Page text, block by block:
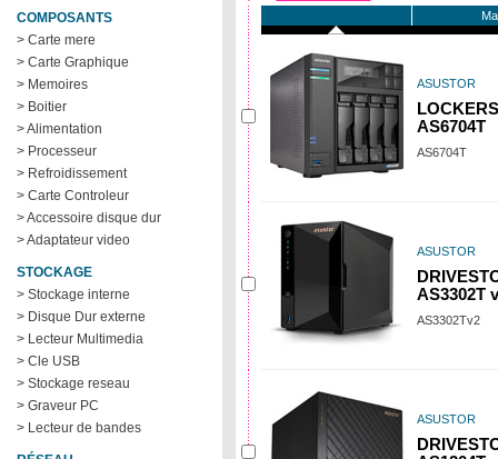
COMPOSANTS
> Carte mere
> Carte Graphique
> Memoires
> Boitier
> Alimentation
> Processeur
> Refroidissement
> Carte Controleur
> Accessoire disque dur
> Adaptateur video
STOCKAGE
> Stockage interne
> Disque Dur externe
> Lecteur Multimedia
> Cle USB
> Stockage reseau
> Graveur PC
> Lecteur de bandes
ASUSTOR
AS6704T
AS6704T
ASUSTOR
AS3302T
AS3302Tv2
ASUSTOR